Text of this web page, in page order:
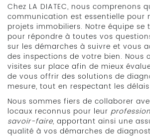
Chez LA DIATEC, nous comprenons
communication est essentielle pour
projets immobiliers. Notre équipe se
pour répondre à toutes vos
sur les démarches à suivre et vous
des inspections de votre bien. Nous
visites sur place afin de mieux
de vous offrir des solutions de
mesure, tout en respectant les
Nous sommes fiers de collaborer
locaux reconnus pour leur
savoir-faire, apportant ainsi une
qualité à vos démarches de